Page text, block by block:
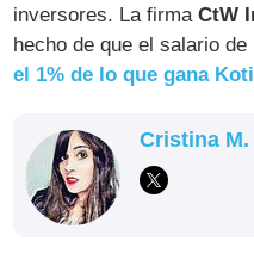
inversores. La firmaCtW
hecho de que el salario
el 1% de lo que gana
Cristina M.